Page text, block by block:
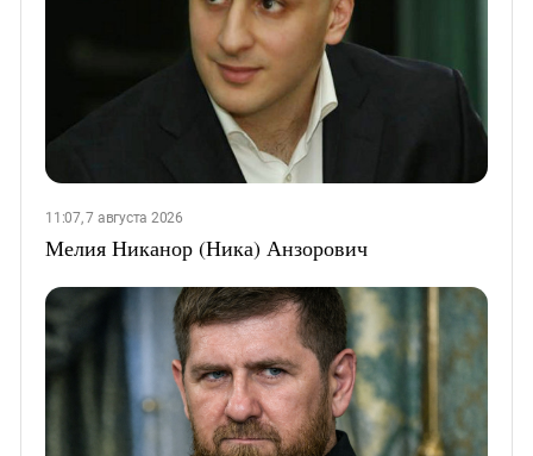
11:07, 7 августа 2026
Мелия Никанор (Ника) Анзорович